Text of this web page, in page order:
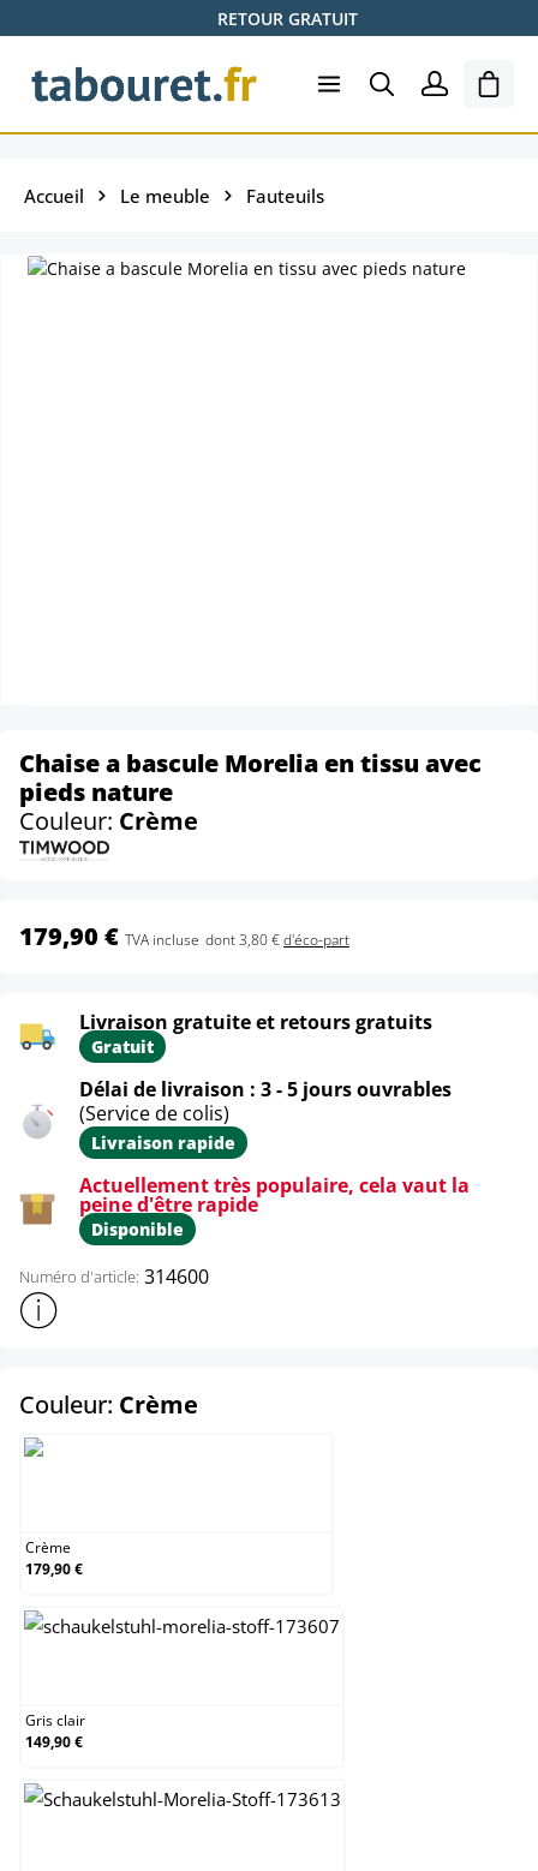
Passer au contenu principalRETOUR GRATUIT
Le
Accueil Le meuble Fauteuils
Chaise a bascule Morelia en tissu avec
pieds nature
Couleur: Crème
179,90 € TVA incluse dont 3,80 €d'éco-part
Livraison gratuite et retours gratuits
Gratuit
Délai de livraison : 3 - 5 jours ouvrables
(Service de colis)
Livraison rapide
Actuellement très populaire, cela vaut la
peine d'être rapide
Disponible
Numéro d'article: 314600
Afficher plus d'informations sur le produit
Couleur: Crème
Crème
179,90 €
Gris clair
149,90 €